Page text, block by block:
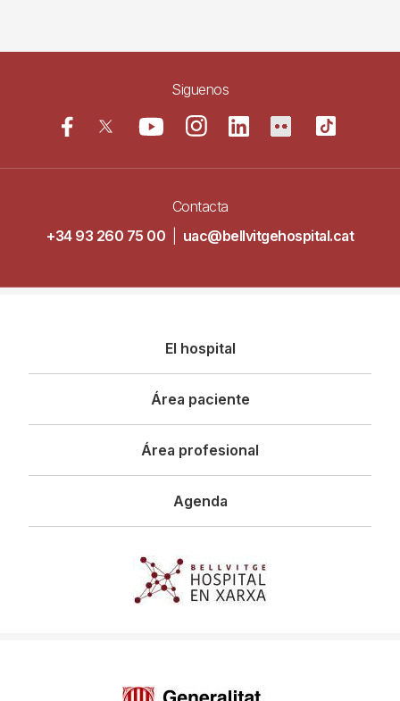
Siguenos
Contacta
+34 93 260 75 00
uac@bellvitgehospital.cat
principal
El hospital
Área paciente
Área profesional
Agenda